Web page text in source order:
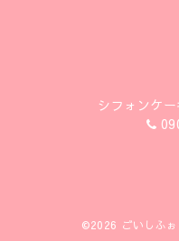
シフォンケ
©2026 ごいしふ